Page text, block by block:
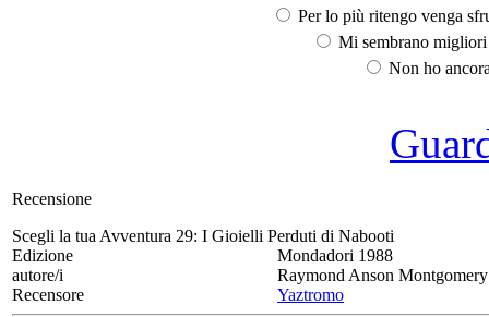
Per lo più ritengo venga
Mi sembrano
Non ho
Recensione
Scegli la tua Avventura 29: I Gioielli Perduti di Nabooti
Edizione
Mondadori 1988
autore/i
Raymond Anson Montgomery
Recensore
Yaztromo